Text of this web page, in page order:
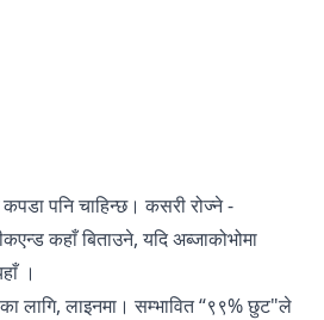
कपडापनि चाहिन्छ। कसरी रोज्ने -
कहाँ बिताउने, यदि अब्जाकोभोमा
।
लागि, लाइनमा। सम्भावित “९९% छुट"ले